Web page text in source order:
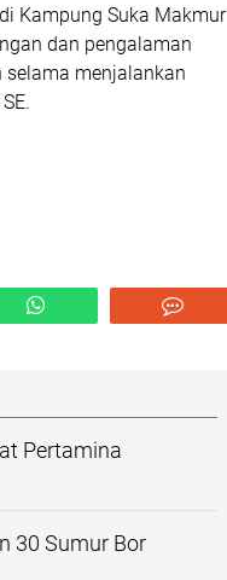
Kampung Suka Makmur
dan pengalaman
selama menjalankan
Pertamina
30 Sumur Bor